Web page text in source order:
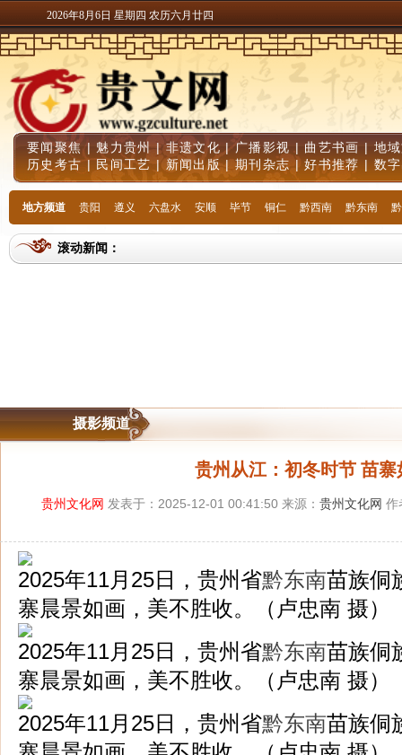
2026年8月6日 星期四 农历六月廿四
要闻聚焦| 魅力贵州|非遗文化 |广播影视 | 曲艺书画 | 地
历史考古 | 民间工艺 | 新闻出版|期刊杂志 |好书推荐 | 数
地方频道 贵阳 遵义 六盘水 安顺 毕节 铜仁 黔西南 黔东南
滚动新闻：
摄影频道
贵州从江：初冬时节 苗寨
贵州文化网 发表于：2025-12-01 00:41:50 来源： 贵州文化网 作
2025年11月25日，贵州省黔东南苗族侗
寨晨景如画，美不胜收。（卢忠南 摄）
2025年11月25日，贵州省黔东南苗族侗
寨晨景如画，美不胜收。（卢忠南 摄）
2025年11月25日，贵州省黔东南苗族侗